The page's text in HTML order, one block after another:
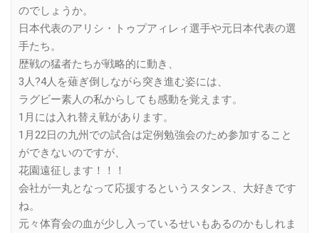
のでしょうか。
日本代表のアリシ・トゥプアィレィ選手や元日本代表の選
手たち。
歴戦の猛者たちが戦略的に動き、
3人?4人を薙ぎ倒しながら突き進む姿には、
ラグビー素人の私からしても感動を覚えます。
1月には入れ替え戦があります。
1月22日の九州での試合は定例勉強会のため参加すること
ができないのですが、
花園遠征します！！！
会社が一丸となって応援するというスタンス、大好きです
ね。
元々体育会の血が少し入っているせいもあるのかもしれま